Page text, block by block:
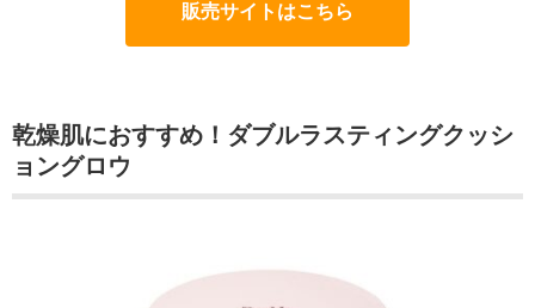
販売サイトはこちら
乾燥肌におすすめ！ダブルラスティングクッシ
ョングロウ